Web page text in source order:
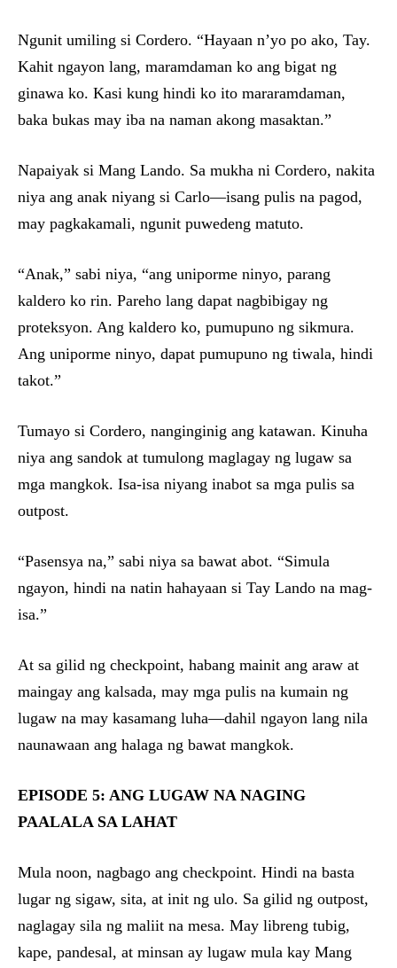
Ngunit umiling si Cordero. “Hayaan n’yo po ako, Tay.
Kahit ngayon lang, maramdaman ko ang bigat ng
ginawa ko. Kasi kung hindi ko ito mararamdaman,
baka bukas may iba na naman akong masaktan.”
Napaiyak si Mang Lando. Sa mukha ni Cordero, nakita
niya ang anak niyang si Carlo—isang pulis na pagod,
may pagkakamali, ngunit puwedeng matuto.
“Anak,” sabi niya, “ang uniporme ninyo, parang
kaldero ko rin. Pareho lang dapat nagbibigay ng
proteksyon. Ang kaldero ko, pumupuno ng sikmura.
Ang uniporme ninyo, dapat pumupuno ng tiwala, hindi
takot.”
Tumayo si Cordero, nanginginig ang katawan. Kinuha
niya ang sandok at tumulong maglagay ng lugaw sa
mga mangkok. Isa-isa niyang inabot sa mga pulis sa
outpost.
“Pasensya na,” sabi niya sa bawat abot. “Simula
ngayon, hindi na natin hahayaan si Tay Lando na mag-
isa.”
At sa gilid ng checkpoint, habang mainit ang araw at
maingay ang kalsada, may mga pulis na kumain ng
lugaw na may kasamang luha—dahil ngayon lang nila
naunawaan ang halaga ng bawat mangkok.
EPISODE 5: ANG LUGAW NA NAGING
PAALALA SA LAHAT
Mula noon, nagbago ang checkpoint. Hindi na basta
lugar ng sigaw, sita, at init ng ulo. Sa gilid ng outpost,
naglagay sila ng maliit na mesa. May libreng tubig,
kape, pandesal, at minsan ay lugaw mula kay Mang